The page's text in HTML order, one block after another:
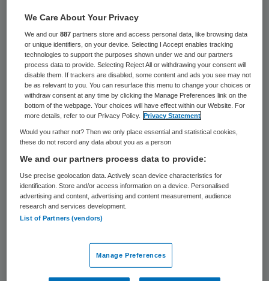
De Eindhovense gemeenteraad stemde in
met het verzoek van zorgwethouder
Renate Richters van GroenLinks om in april
met de sociaal domein-ombudsman te
stoppen,zo schrijft Binnenlands Bestuur
op 16 maart. Volgens het Eindhovens
Dagblad viel het rapport ook niet goed bij de
raad.
Weeffouten
Ombudsman Harold Dijkstra concludeerde
van keukentafelgesprekken. Daardoor was
het voor inwoners die geen recht zouden
We Care About Your Privacy
We and our887 partners store and access personal data, like browsing data
or unique identifiers, on your device. Selecting I Accept enables tracking
technologies to support the purposes shown under we and our partners
process data to provide. Selecting Reject All or withdrawing your consent will
disable them. If trackers are disabled, some content and ads you see may not
be as relevant to you. You can resurface this menu to change your choices or
withdraw consent at any time by clicking the Manage Preferences link on the
bottom of the webpage. Your choices will have effect within our Website. For
more details, refer to our Privacy Policy.
Privacy Statement
Would you rather not? Then we only place essential and statistical cookies,
these do not record any data about you as a person
We and our partners process data to provide:
Use precise geolocation data. Actively scan device characteristics for
identification. Store and/or access information on a device. Personalised
advertising and content, advertising and content measurement, audience
research and services development.
List of Partners (vendors)
Manage Preferences